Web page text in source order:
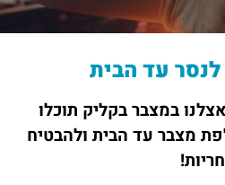
עד הבית
במצבר בקליק תוכלו
מצבר עד הבית ולהבטיח